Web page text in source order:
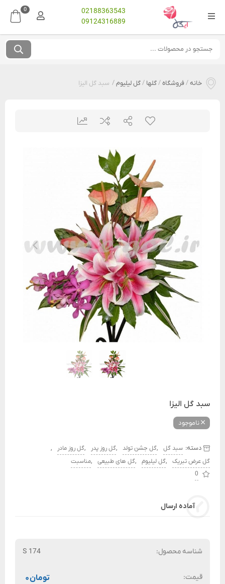
02188363543
09124316889
0
خانه/فروشگاه/گلها /گل لیلیوم/ سبد گل الیزا
سبد گل الیزا
ناموجود
دسته: سبد گل ,گل جشن تولد ,گل روز پدر ,گل روز مادر ,
گل عرض تبریک ,گل لیلیوم ,گل های طبیعی ,مناسبت
0
آماده ارسال
شناسه محصول: S 174
قیمت: ۰تومان